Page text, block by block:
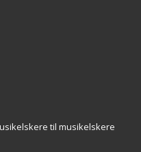
til musikelskere